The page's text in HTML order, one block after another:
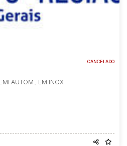
CANCELADO
AUTOM., EM INOX